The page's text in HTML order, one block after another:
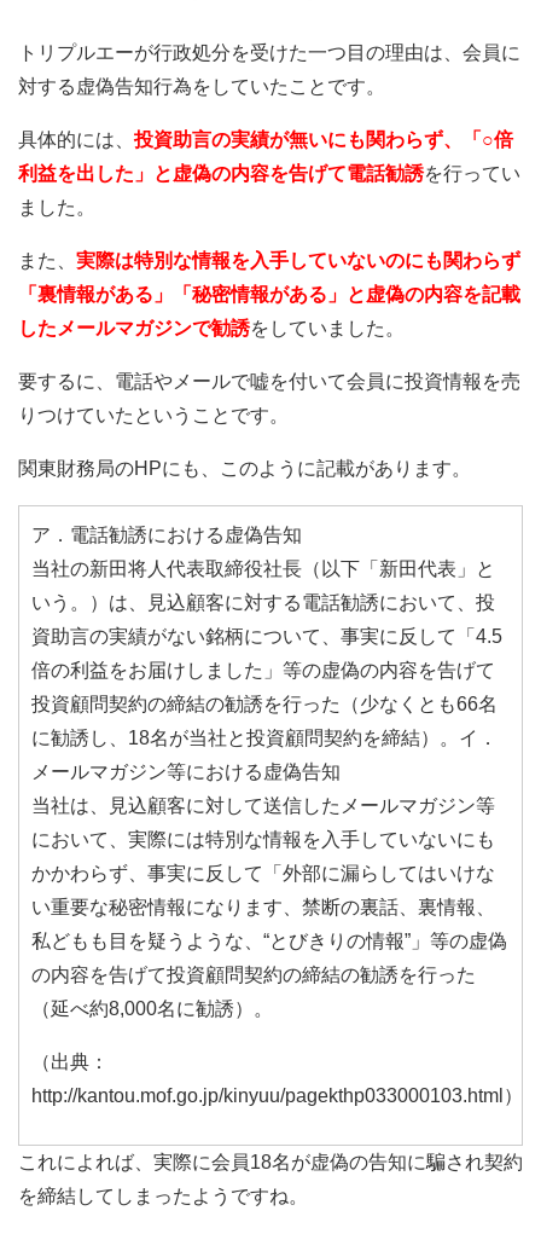
トリプルエーが行政処分を受けた一つ目の理由は、会員に
対する虚偽告知行為をしていたことです。
具体的には、投資助言の実績が無いにも関わらず、「○倍
利益を出した」と虚偽の内容を告げて電話勧誘を行ってい
ました。
また、 実際は特別な情報を入手していないのにも関わらず
「裏情報がある」「秘密情報がある」と虚偽の内容を記載
したメールマガジンで勧誘をしていました。
要するに、電話やメールで嘘を付いて会員に投資情報を売
りつけていたということです。
関東財務局のHPにも、このように記載があります。
ア．電話勧誘における虚偽告知
当社の新田将人代表取締役社長（以下「新田代表」と
いう。）は、見込顧客に対する電話勧誘において、投
資助言の実績がない銘柄について、事実に反して「4.5
倍の利益をお届けしました」等の虚偽の内容を告げて
投資顧問契約の締結の勧誘を行った（少なくとも66名
に勧誘し、18名が当社と投資顧問契約を締結）。イ．
メールマガジン等における虚偽告知
当社は、見込顧客に対して送信したメールマガジン等
において、実際には特別な情報を入手していないにも
かかわらず、事実に反して「外部に漏らしてはいけな
い重要な秘密情報になります、禁断の裏話、裏情報、
私どもも目を疑うような、“とびきりの情報”」等の虚偽
の内容を告げて投資顧問契約の締結の勧誘を行った
（延べ約8,000名に勧誘）。
（出典：
http://kantou.mof.go.jp/kinyuu/pagekthp033000103.html）
これによれば、実際に会員18名が虚偽の告知に騙され契約
を締結してしまったようですね。